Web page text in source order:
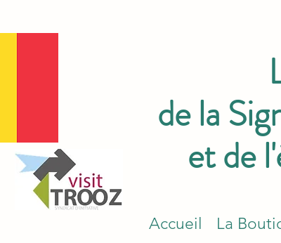
de la
et de
Accueil La